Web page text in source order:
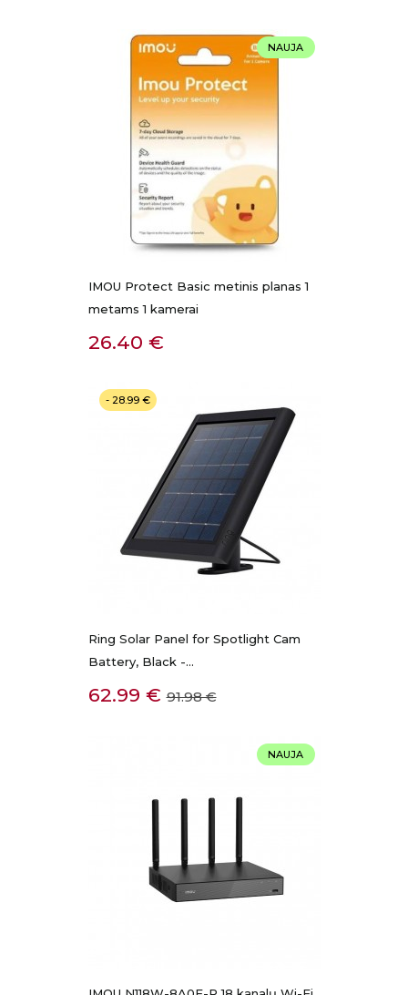
IMOU Protect Basic metinis planas 1
metams 1 kamerai
Kaina
26.40 €
NAUJA
Ring Solar Panel for Spotlight Cam
Battery, Black -...
Kaina
62.99 € Bazinė
91.98 €
- 28.99 €
NAUJA